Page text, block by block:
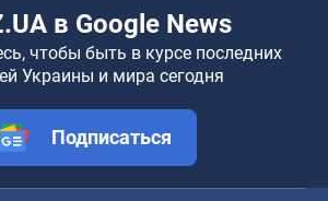
в Google News
чтобы быть в курсе последних
Украины и мира сегодня
Подписаться